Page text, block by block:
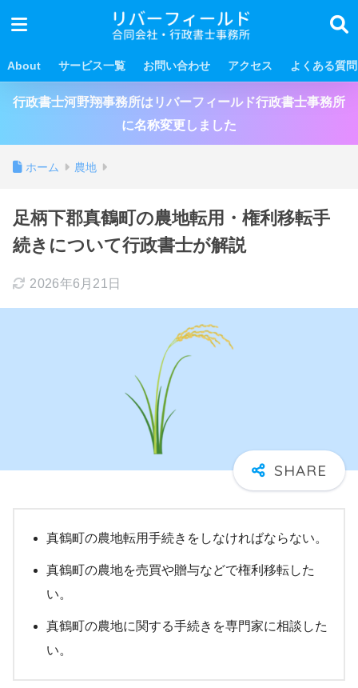
About サービス一覧 お問い合わせ アクセス よくある質問
行政書士河野翔事務所はリバーフィールド行政書士事務所
に名称変更しました
ホーム 農地
足柄下郡真鶴町の農地転用・権利移転手
続きについて行政書士が解説
2026年6月21日
真鶴町の農地転用手続きをしなければならない。
真鶴町の農地を売買や贈与などで権利移転した
い。
真鶴町の農地に関する手続きを専門家に相談した
い。